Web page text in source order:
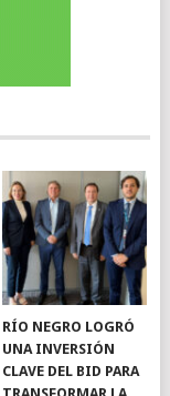
RÍO NEGRO LOGRÓ
UNA INVERSIÓN
CLAVE DEL BID PARA